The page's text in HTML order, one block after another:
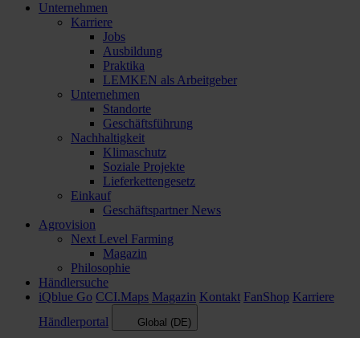
Unternehmen
Karriere
Jobs
Ausbildung
Praktika
LEMKEN als Arbeitgeber
Unternehmen
Standorte
Geschäftsführung
Nachhaltigkeit
Klimaschutz
Soziale Projekte
Lieferkettengesetz
Einkauf
Geschäftspartner News
Agrovision
Next Level Farming
Magazin
Philosophie
Händlersuche
iQblue Go CCI.Maps Magazin Kontakt FanShop Karriere
Händlerportal
Global (DE)